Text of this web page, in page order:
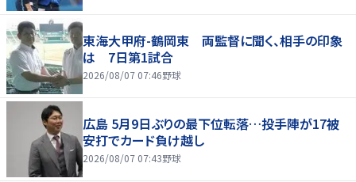
東海大甲府-鶴岡東 両監督に聞く、相手の印象
は 7日第1試合
2026/08/07 07:46野球
広島 5月9日ぶりの最下位転落…投手陣が17被
安打でカード負け越し
2026/08/07 07:43野球